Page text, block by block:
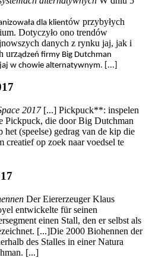
ła dla klientów przybyłych
Dotyczyło ono trendów
danych z rynku jaj, jak i
urządzeń firmy Big Dutchman
w chowie alternatywnym. [...]
2017[...] Pickpuck**: inspelen
Pickpuck, die door Big Dutchman
(speelse) gedrag van de kip die
creatief op zoek naar voedsel te
Der Eiererzeuger Klaus
entwickelte für seinen
einen Stall, den er selbst als
[...]Die 2000 Biohennen der
des Stalles in einer Natura
[...]